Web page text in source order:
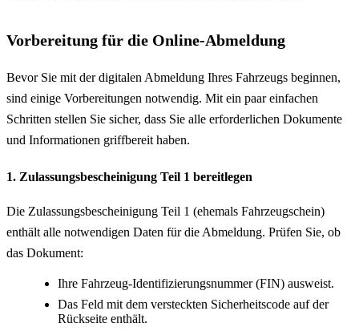
Vorbereitung für die Online-Abmeldung
Bevor Sie mit der digitalen Abmeldung Ihres Fahrzeugs beginnen,
sind einige Vorbereitungen notwendig. Mit ein paar einfachen
Schritten stellen Sie sicher, dass Sie alle erforderlichen Dokumente
und Informationen griffbereit haben.
1. Zulassungsbescheinigung Teil 1 bereitlegen
Die Zulassungsbescheinigung Teil 1 (ehemals Fahrzeugschein)
enthält alle notwendigen Daten für die Abmeldung. Prüfen Sie, ob
das Dokument:
Ihre Fahrzeug-Identifizierungsnummer (FIN) ausweist.
Das Feld mit dem versteckten Sicherheitscode auf der
Rückseite enthält.